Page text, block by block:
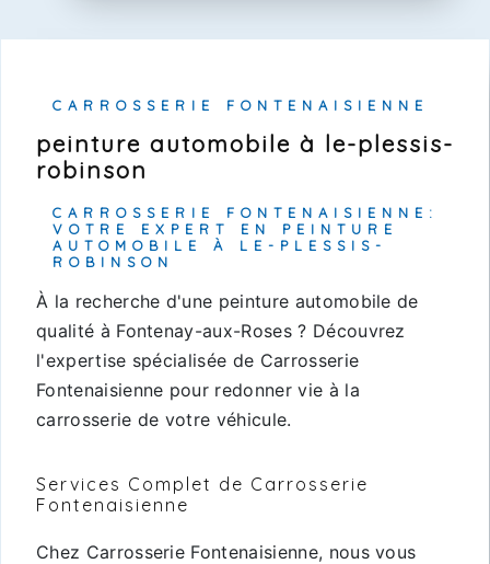
CARROSSERIE FONTENAISIENNE
peinture automobile à le-plessis-
robinson
CARROSSERIE FONTENAISIENNE:
VOTRE EXPERT EN PEINTURE
AUTOMOBILE À LE-PLESSIS-
ROBINSON
À la recherche d'une peinture automobile de
qualité à Fontenay-aux-Roses ? Découvrez
l'expertise spécialisée de Carrosserie
Fontenaisienne pour redonner vie à la
carrosserie de votre véhicule.
Services Complet de Carrosserie
Fontenaisienne
Chez Carrosserie Fontenaisienne, nous vous